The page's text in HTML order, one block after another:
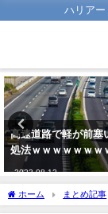
ハリアー
庶民が何百万も
ある？
2025-01-06
ホーム まとめ記事
も廃止で売る車がない」